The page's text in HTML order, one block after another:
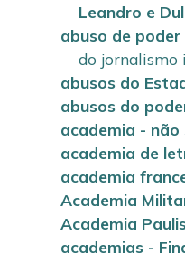
Leandro e
abuso de poder
do
abusos do
abusos do
academia -
academia de
academia
Academia
Academia
academias -